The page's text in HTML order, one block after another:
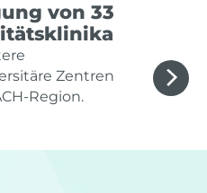
von 33
Zentren